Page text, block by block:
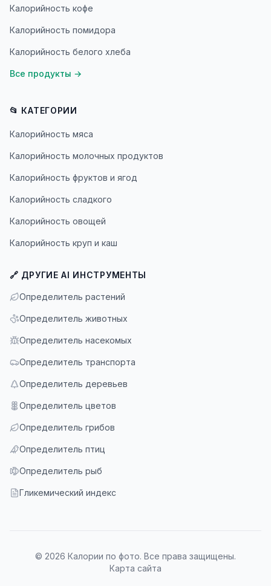
Калорийность кофе
Калорийность помидора
Калорийность белого хлеба
Все продукты →
📂 КАТЕГОРИИ
Калорийность мяса
Калорийность молочных продуктов
Калорийность фруктов и ягод
Калорийность сладкого
Калорийность овощей
Калорийность круп и каш
🔗 ДРУГИЕ AI ИНСТРУМЕНТЫ
Определитель растений
Определитель животных
Определитель насекомых
Определитель транспорта
Определитель деревьев
Определитель цветов
Определитель грибов
Определитель птиц
Определитель рыб
Гликемический индекс
© 2026 Калории по фото. Все права защищены.
Карта сайта